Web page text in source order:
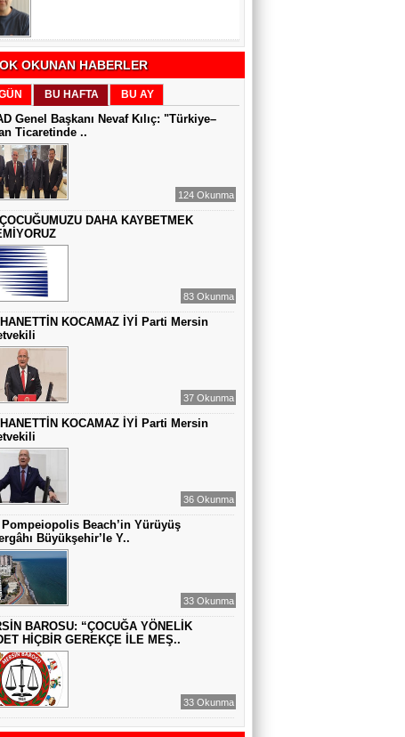
YANLIŞ FİYAT VARDIR
Sıddıka BALAKAN
DİJİTAL VİCDAN
Gül Saydam
SEN BENİ UNUTSAN DA
MUAZZEZ TOĞRUL
ZAMANA DUR DEMEK OLMAZ
VAHAP DABAKAN Pirincin Taşları
Kurdaki baskılanmanın ekonomideki
etkileri!
OKUNAN HABERLER
BU HAFTA BU AY
Genel Başkanı Nevaf Kılıç: "Türkiye–
Ticaretinde ..
124 Okunma
DAHA KAYBETMEK
83 Okunma
KOCAMAZ İYİ Parti Mersin
37 Okunma
KOCAMAZ İYİ Parti Mersin
36 Okunma
Beach’in Yürüyüş
Büyükşehir’le Y..
33 Okunma
BAROSU: “ÇOCUĞA YÖNELİK
HİÇBİR GEREKÇE İLE MEŞ..
33 Okunma